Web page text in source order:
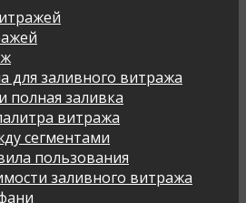
для заливного витража
полная заливка
витража
сегментами
пользования
заливного витража